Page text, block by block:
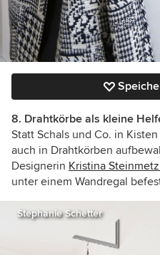
8. Drahtkörbe als kleine
Statt Schals und Co. in
auch in Drahtkörben
Designerin Kristina Steinmetz
unter einem Wandregal
Stephanie Schetter